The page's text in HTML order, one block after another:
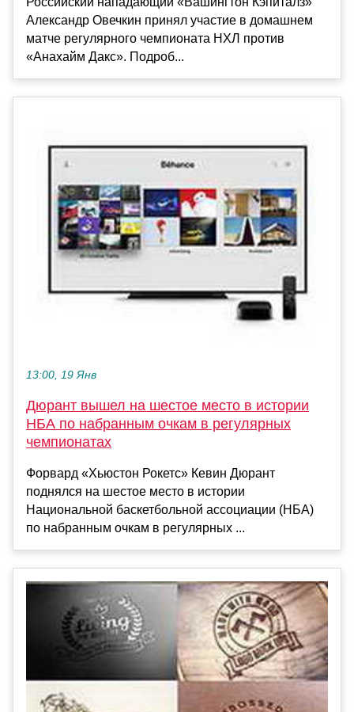
Александр Овечкин принял участие в домашнем
матче регулярного чемпионата НХЛ против
«Анахайм Дакс». Подроб...
13:00, 19 Янв
Дюрант вышел на шестое место в истории
НБА по набранным очкам в регулярных
чемпионатах
Форвард «Хьюстон Рокетс» Кевин Дюрант
поднялся на шестое место в истории
Национальной баскетбольной ассоциации (НБА)
по набранным очкам в регулярных ...